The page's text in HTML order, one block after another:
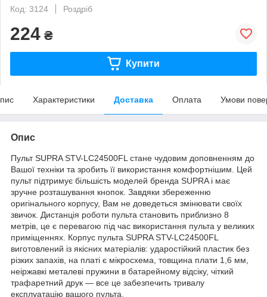
Код: 3124
Роздріб
224 ₴
Купити
Характеристики Доставка Оплата Умови
Опис
Пульт SUPRA STV-LC24500FL стане чудовим доповненням до
Вашої техніки та зробить її використання комфортнішим. Цей
пульт підтримує більшість моделей бренда SUPRA і має
зручне розташування кнопок. Завдяки збереженню
оригінального корпусу, Вам не доведеться змінювати своїх
звичок. Дистанція роботи пульта становить приблизно 8
метрів, це є перевагою під час використання пульта у великих
приміщеннях. Корпус пульта SUPRA STV-LC24500FL
виготовлений із якісних матеріалів: ударостійкий пластик без
різких запахів, на платі є мікросхема, товщина плати 1,6 мм,
неіржавкі металеві пружини в батарейному відсіку, чіткий
трафаретний друк — все це забезпечить тривалу
експлуатацію вашого пульта.